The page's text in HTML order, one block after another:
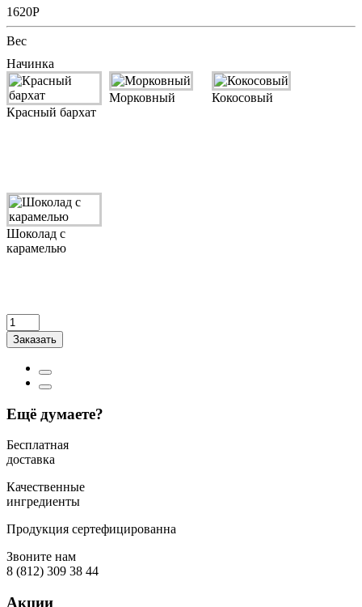
1620Р
Вес
Начинка
Красный бархат
Морковный Кокосовый
Шоколад с
карамелью
Заказать
Ещё думаете?
Бесплатная
доставка
Качественные
ингредиенты
Продукция сертефицированна
Звоните нам
8 (812) 309 38 44
Акции